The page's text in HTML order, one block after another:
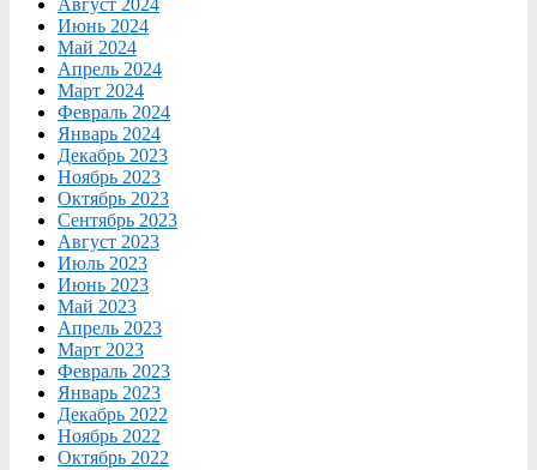
Июнь 2024
Май 2024
Апрель 2024
Март 2024
Февраль 2024
Январь 2024
Декабрь 2023
Ноябрь 2023
Октябрь 2023
Сентябрь 2023
Август 2023
Июль 2023
Июнь 2023
Май 2023
Апрель 2023
Март 2023
Февраль 2023
Январь 2023
Декабрь 2022
Ноябрь 2022
Октябрь 2022